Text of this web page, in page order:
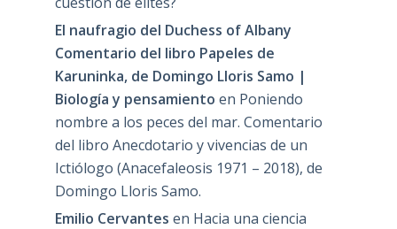
El naufragio del Duchess of Albany
Comentario del libro Papeles de
Karuninka, de Domingo Lloris Samo |
Biología y pensamiento en Poniendo
nombre a los peces del mar. Comentario
del libro Anecdotario y vivencias de un
Ictiólogo (Anacefaleosis 1971 – 2018), de
Domingo Lloris Samo.
Emilio Cervantes en Hacia una ciencia